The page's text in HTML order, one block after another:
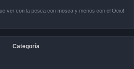
ver con la pesca con mosca y menos con el Ocio!
Categoría